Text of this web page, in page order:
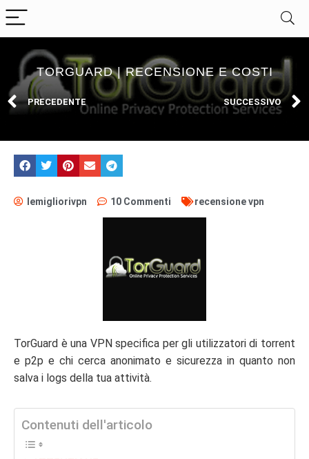
TORGUARD | RECENSIONE E COSTI
PRECEDENTE SUCCESSIVO
lemigliorivpn 10 Commenti recensione vpn
TorGuard è una VPN specifica per gli utilizzatori di torrent
e p2p e chi cerca anonimato e sicurezza in quanto non
salva i logs della tua attività.
Contenuti dell'articolo